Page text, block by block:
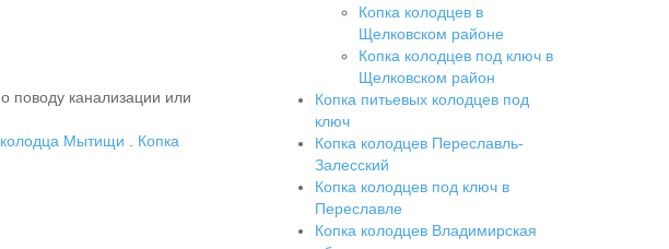
поводу канализации или
колодца Мытищи
Копка
Копка колодцев в
Щелковском районе
Копка колодцев под ключ в
Щелковском район
Копка питьевых колодцев под
ключ
Копка колодцев Переславль-
Залесский
Копка колодцев под ключ в
Переславле
Копка колодцев Владимирская